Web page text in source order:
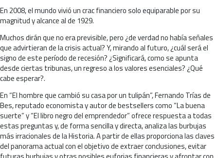
En 2008, el mundo vivió un crac financiero solo equiparable por su
magnitud y alcance al de 1929.
Muchos dirán que no era previsible, pero ¿de verdad no había señales
que advirtieran de la crisis actual? Y, mirando al futuro, ¿cuál será el
signo de este período de recesión? ¿Significará, como se apunta
desde ciertas tribunas, un regreso a los valores esenciales? ¿Qué
cabe esperar?.
En “El hombre que cambió su casa por un tulipán”, Fernando Trías de
Bes, reputado economista y autor de bestsellers como “La buena
suerte” y “El libro negro del emprendedor” ofrece respuesta a todas
estas preguntas y, de forma sencilla y directa, analiza las burbujas
más irracionales de la Historia. A partir de ellas proporciona las claves
del panorama actual con el objetivo de extraer conclusiones, evitar